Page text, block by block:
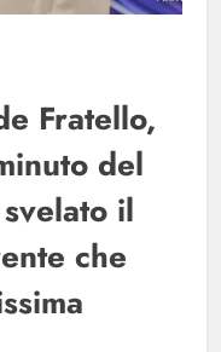
Fratello,
del
il
che